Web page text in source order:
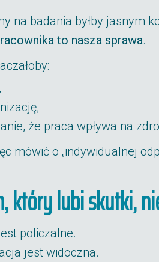
na badania byłby jasnym
to nasza sprawa.
że praca wpływa na
mówić o „indywidualnej
który lubi skutki,
policzalne.
jest widoczna.